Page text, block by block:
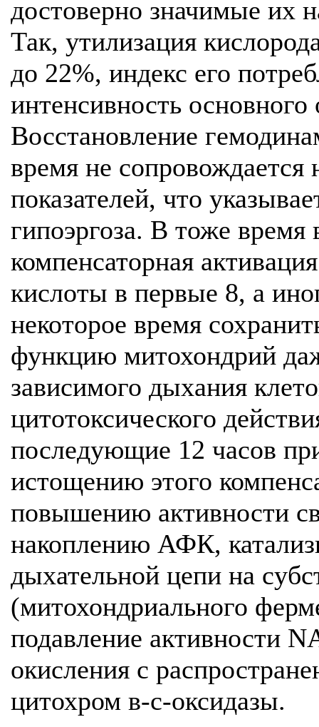
достоверно значимые их
Так, утилизация
до 22%, индекс его
интенсивность
Восстановление
время не сопровождается
показателей, что
гипоэргоза. В тоже время
компенсаторная
кислоты в первые 8, а
некоторое время
функцию митохондрий
зависимого дыхания
цитотоксического
последующие 12 часов
истощению этого
повышению активности
накоплению АФК,
дыхательной цепи на
(митохондриального
подавление активности
окисления с
цитохром в-с-оксидазы.